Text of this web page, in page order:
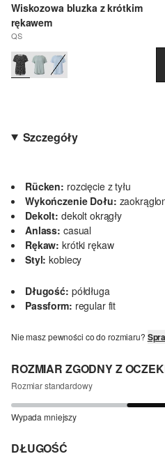
Wiskozowa bluzka z krótkim
rękawem
QS
Szczegóły
Rücken: rozcięcie z tyłu
Wykończenie Dołu:
Dekolt: dekolt okrągły
Anlass: casual
Rękaw: krótki rękaw
Styl: kobiecy
Długość: półdługa
Passform: regular fit
Nie masz pewności co do rozmiaru?
ROZMIAR ZGODNY Z
Rozmiar standardowy
Wypada mniejszy
DŁUGOŚĆ